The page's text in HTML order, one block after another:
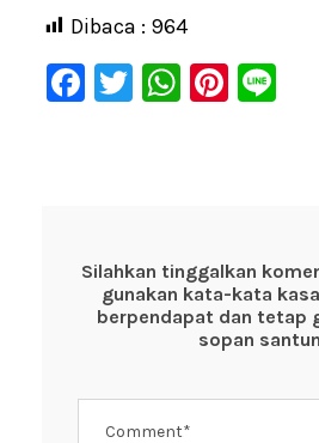
Dibaca : 964
F
o
o
T
W
p
p
Pi
Silahkan tinggalkan
gunakan kata-kata
berpendapat dan tetap
sopan